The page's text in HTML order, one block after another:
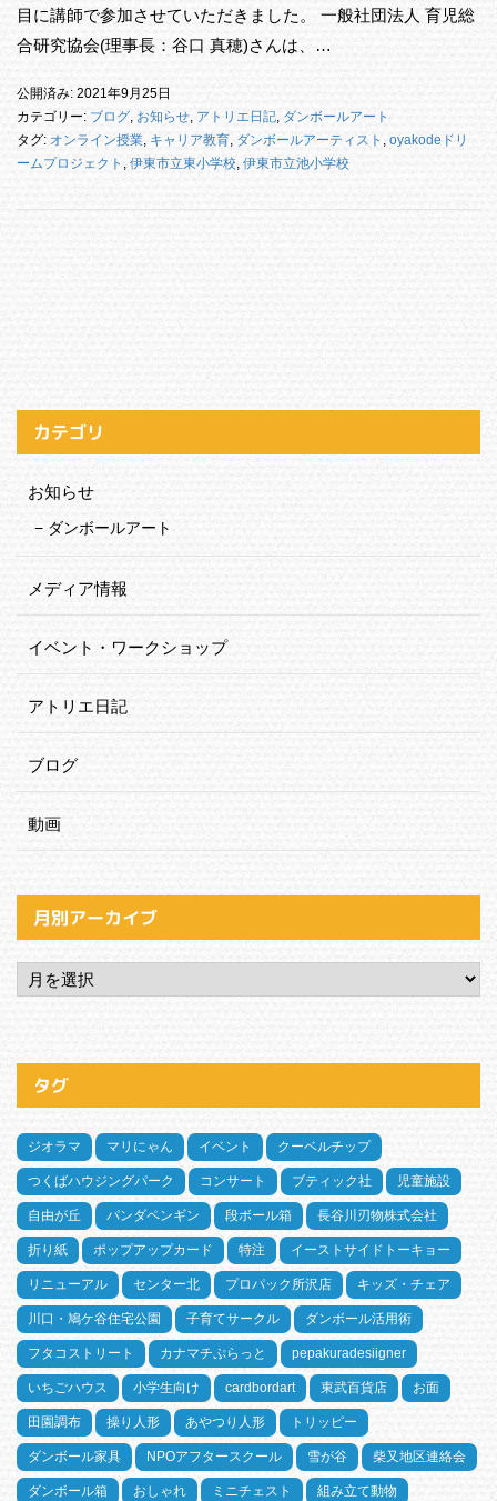
目に講師で参加させていただきました。 一般社団法人 育児総
合研究協会(理事長：谷口 真穂)さんは、…
公開済み: 2021年9月25日
カテゴリー: ブログ, お知らせ, アトリエ日記, ダンボールアート
タグ: オンライン授業, キャリア教育, ダンボールアーティスト , oyakodeドリ
ームプロジェクト , 伊東市立東小学校, 伊東市立池小学校
カテゴリ
お知らせ
ダンボールアート
メディア情報
イベント・ワークショップ
アトリエ日記
ブログ
動画
月別アーカイブ
タグ
ジオラマ マリにゃん イベント クーベルチップ
つくばハウジングパーク コンサート ブティック社 児童施設
自由が丘 パンダペンギン 段ボール箱 長谷川刃物株式会社
折り紙 ポップアップカード 特注 イーストサイドトーキョー
リニューアル センター北 プロパック所沢店 キッズ・チェア
川口・鳩ケ谷住宅公園 子育てサークル ダンボール活用術
フタコストリート カナマチぷらっと pepakuradesiigner
いちごハウス 小学生向け cardbordart 東武百貨店 お面
田園調布 操り人形 あやつり人形 トリッピー
ダンボール家具 NPOアフタースクール 雪が谷 柴又地区連絡会
ダンボール箱 おしゃれ ミニチェスト 組み立て動物